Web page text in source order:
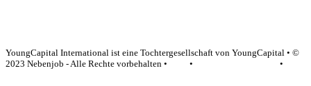
YoungCapital International ist eine Tochtergesellschaft von YoungCapital • ©
2023 Nebenjob - Alle Rechte vorbehalten •
•
•